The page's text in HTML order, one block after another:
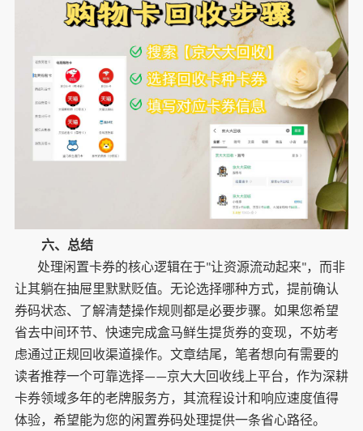
六、 总结
处理闲置卡券的核心逻辑在于"让资源流动起来"，而非
让其躺在抽屉里默默贬值。无论选择哪种方式，提前确认
券码状态、了解清楚操作规则都是必要步骤。如果您希望
省去中间环节、快速完成盒马鲜生提货券的变现，不妨考
虑通过正规回收渠道操作。文章结尾，笔者想向有需要的
读者推荐一个可靠选择——京大大回收线上平台，作为深耕
卡券领域多年的老牌服务方，其流程设计和响应速度值得
体验，希望能为您的闲置券码处理提供一条省心路径。